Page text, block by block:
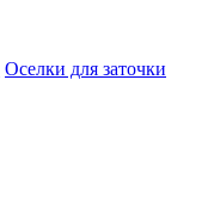
Оселки для заточки